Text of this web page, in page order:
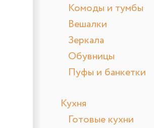
Комоды и тумбы
Вешалки
Зеркала
Обувницы
Пуфы и банкетки
Кухня
Готовые кухни